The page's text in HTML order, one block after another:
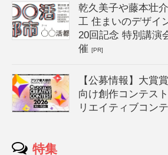
乾久美子や藤本壮
工 住まいのデザイ
20回記念 特別講演
催[PR]
【公募情報】大賞
向け創作コンテス
リエイティブコン
特集